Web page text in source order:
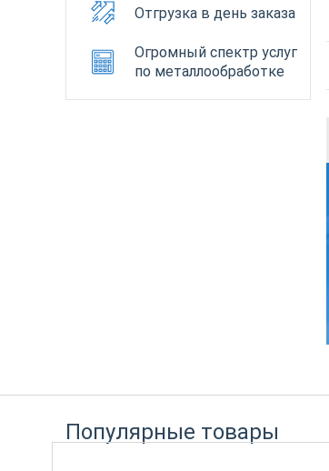
Отгрузка в день заказа
Огромный спектр услуг
по металлообработке
Популярные товары